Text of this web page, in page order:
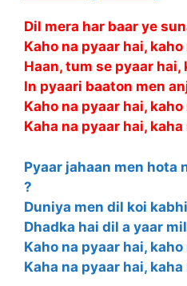
Dil mera har baar ye
Kaho na pyaar hai,
Haan, tum se pyaar
In pyaari baaton men
Kaho na pyaar hai,
Kaha na pyaar hai,
Pyaar jahaan men hota
?
Duniya men dil koi
Dhadka hai dil a yaar
Kaho na pyaar hai,
Kaha na pyaar hai,